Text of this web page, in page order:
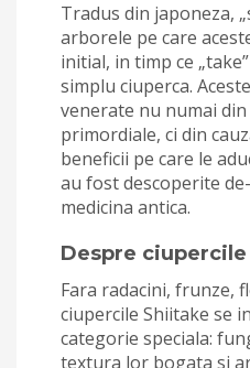
Tradus din japoneza,
arborele pe care
initial, in timp ce
simplu ciuperca.
venerate nu numai
primordiale, ci din
beneficii pe care le
au fost descoperite
medicina antica.
Despre
Fara radacini, frunze,
ciupercile Shiitake se
categorie speciala:
textura lor bogata si